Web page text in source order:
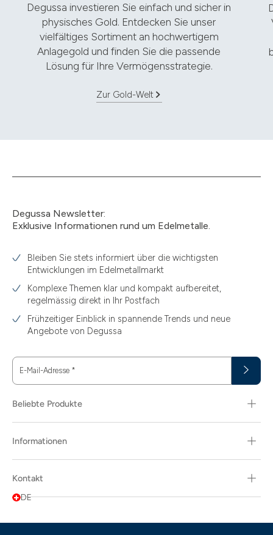
Degussa investieren Sie einfach und sicher in
physisches Gold. Entdecken Sie unser
vielfältiges Sortiment an hochwertigem
Anlagegold und finden Sie die passende
Lösung für Ihre Vermögensstrategie.
Zur Gold-Welt
Degussa Newsletter:
Exklusive Informationen rund um Edelmetalle.
Bleiben Sie stets informiert über die wichtigsten
Entwicklungen im Edelmetallmarkt
Komplexe Themen klar und kompakt aufbereitet,
regelmässig direkt in Ihr Postfach
Frühzeitiger Einblick in spannende Trends und neue
Angebote von Degussa
E-Mail-Adresse *
Beliebte Produkte
Informationen
Kontakt
DE